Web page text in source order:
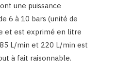
une puissance
6 à 10 bars (unité de
et est exprimé en litre
L/min et 220 L/min est
à fait raisonnable.